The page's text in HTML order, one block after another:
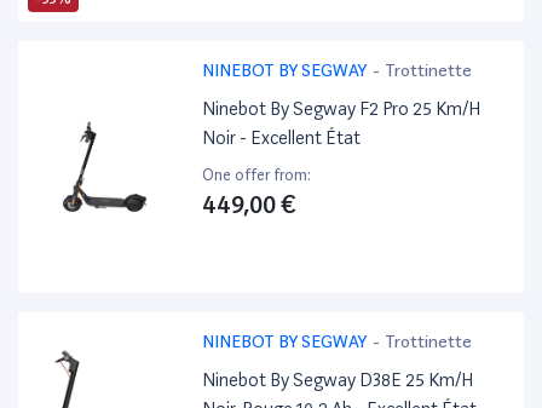
NINEBOT BY SEGWAY - Trottinette
Ninebot By Segway F2 Pro 25 Km/H
Noir - Excellent État
One offer from:
449,00 €
NINEBOT BY SEGWAY - Trottinette
Ninebot By Segway D38E 25 Km/H